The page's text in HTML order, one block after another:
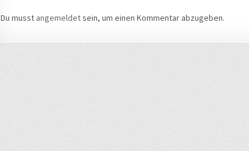
Du musst angemeldetsein, um einen Kommentar abzugeben.